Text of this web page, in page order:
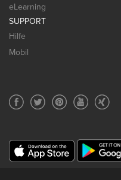
eLearning
SUPPORT
Hilfe
Mobil